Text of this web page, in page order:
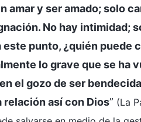
amar y ser amado; solo
No hay intimidad;
punto, ¿quién puede
lo grave que se ha
el gozo de ser
relación así con Dios” (La